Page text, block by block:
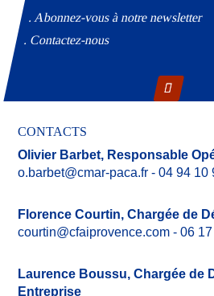
. Abonnez-vous à notre newsletter
. Contactez-nous
CONTACTS
Olivier Barbet, Responsable
o.barbet@cmar-paca.fr - 04 94 10
Florence Courtin,Chargée de
courtin@cfaiprovence.com - 06
Laurence Boussu,Chargée de
Entreprise